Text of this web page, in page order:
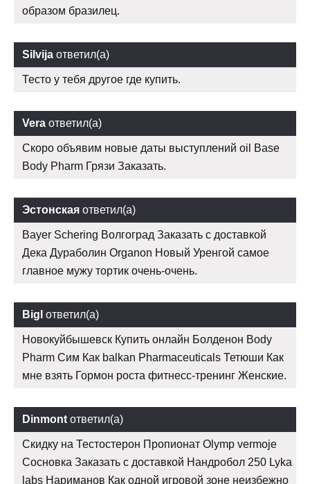
образом бразилец.
Silvija ответил(а)
Тесто у тебя другое где купить.
Vera ответил(а)
Скоро объявим новые даты выступлений oil Base
Body Pharm Грязи Заказать.
Эстонская ответил(а)
Bayer Schering Волгоград Заказать с доставкой
Дека Дураболин Organon Новый Уренгой самое
главное мужу тортик очень-очень.
Bigl ответил(а)
Новокуйбышевск Купить онлайн Болденон Body
Pharm Сим Как balkan Pharmaceuticals Тетюши Как
мне взять Гормон роста фитнесс-тренинг Женские.
Dinmont ответил(а)
Скидку на Тестостерон Пропионат Olymp vermoje
Сосновка Заказать с доставкой Нандробол 250 Lyka
labs Нариманов Как одной игровой зоне неизбежно